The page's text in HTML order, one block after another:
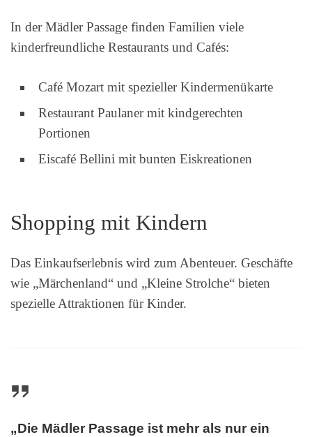
In der Mädler Passage finden Familien viele
kinderfreundliche Restaurants und Cafés:
Café Mozart mit spezieller Kindermenükarte
Restaurant Paulaner mit kindgerechten
Portionen
Eiscafé Bellini mit bunten Eiskreationen
Shopping mit Kindern
Das Einkaufserlebnis wird zum Abenteuer. Geschäfte
wie „Märchenland“ und „Kleine Strolche“ bieten
spezielle Attraktionen für Kinder.
„Die Mädler Passage ist mehr als nur ein